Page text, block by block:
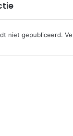
niet gepubliceerd.